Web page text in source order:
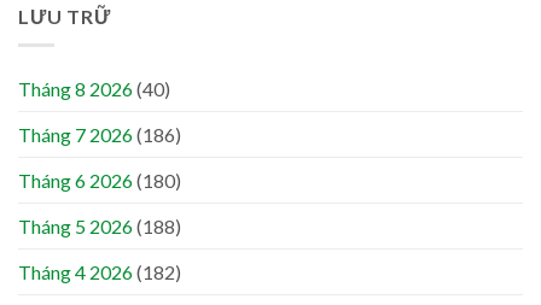
LƯU TRỮ
Tháng 8 2026(40)
Tháng 7 2026(186)
Tháng 6 2026(180)
Tháng 5 2026(188)
Tháng 4 2026(182)